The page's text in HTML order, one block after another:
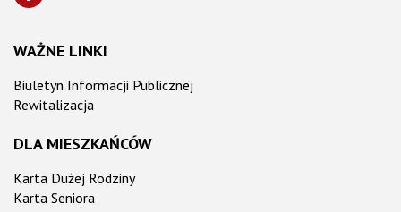
WAŻNE LINKI
Biuletyn Informacji Publicznej
Rewitalizacja
DLA MIESZKAŃCÓW
Karta Dużej Rodziny
Karta Seniora